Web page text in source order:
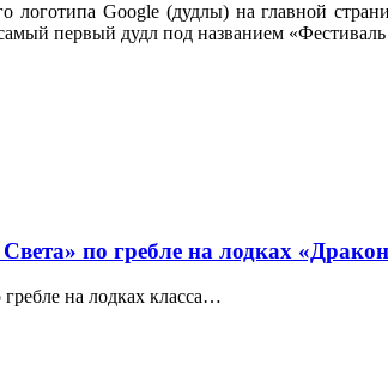
Google (дудлы) на главной
первый дудл под названием
по гребле на лодках
на лодках класса…